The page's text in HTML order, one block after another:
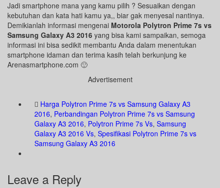
Jadi smartphone mana yang kamu pilih ? Sesuaikan dengan
kebutuhan dan kata hati kamu ya,, biar gak menyesal nantinya.
Demikianlah informasi mengenai Motorola Polytron Prime 7s vs
Samsung Galaxy A3 2016 yang bisa kami sampaikan, semoga
informasi ini bisa sedikit membantu Anda dalam menentukan
smartphone idaman dan terima kasih telah berkunjung ke
Arenasmartphone.com 🙂
Advertisement
Harga Polytron Prime 7s vs Samsung Galaxy A3
2016, Perbandingan Polytron Prime 7s vs Samsung
Galaxy A3 2016, Polytron Prime 7s Vs, Samsung
Galaxy A3 2016 Vs, Spesifikasi Polytron Prime 7s vs
Samsung Galaxy A3 2016
Leave a Reply